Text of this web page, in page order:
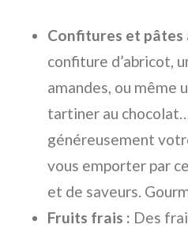
Confitures et pâtes
confiture d’abricot,
amandes, ou même
tartiner au
généreusement
vous emporter par
et de saveurs.
Fruits frais : Des